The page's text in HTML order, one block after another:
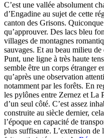
C’est une vallée absolument
d’Engadine au sujet de cette
canton des Grisons.
qu’approuver. Des lacs bleu
villages de montagnes
sauvages. Et au beau milieu
Punt, une ligne à très haute
semble être un corps étranger
qu’après une observation
notamment par les forêts. En
les pylônes entre Zernez et La
d’un seul côté. C’est assez
construite au siècle dernier,
l’époque en capacité de
plus suffisante. L’extension